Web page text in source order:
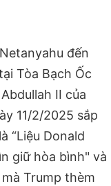
đến
Tòa Bạch Ốc
II của
11/2/2025 sắp
“Liệu Donald
giữ hòa bình" và
Trump thèm